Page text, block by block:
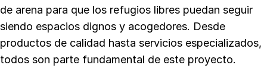
de arena para que los refugios libres puedan seguir
siendo espacios dignos y acogedores. Desde
productos de calidad hasta servicios especializados,
todos son parte fundamental de este proyecto.